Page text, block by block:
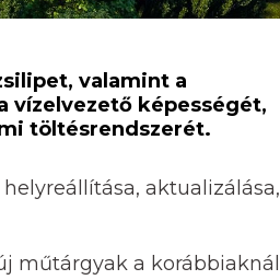
valamint a
vízelvezető képességét,
töltésrendszerét.
aktualizálása,
műtárgyak a korábbiaknál